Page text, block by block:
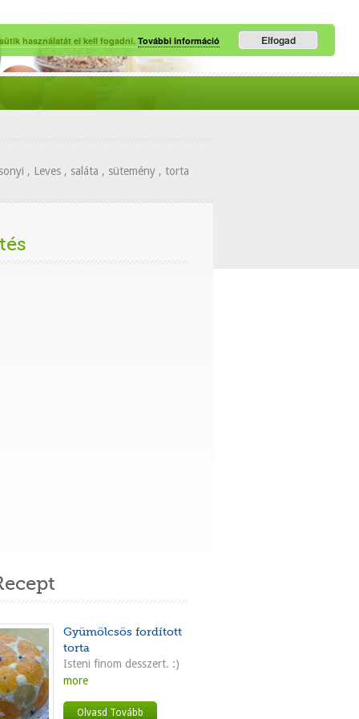
, Leves , saláta , sütemény , torta
Gyümölcsös fordított
torta
Isteni finom desszert. :)
more
Olvasd Tovább
használatát el kell fogadni. További információ Elfogad